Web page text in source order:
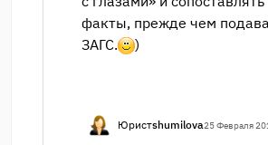
факты, прежде чем
ЗАГС.
)
Юристshumilova25 Февраля